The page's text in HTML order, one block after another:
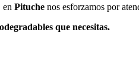
en Pituche nos esforzamos por
que necesitas.